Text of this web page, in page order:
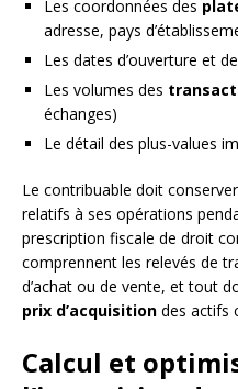
Les coordonnées des
adresse, pays
Les dates d’ouverture et
Les volumes des
échanges)
Le détail des plus-values
Le contribuable doit conserver
relatifs à ses opérations
prescription fiscale de droit
comprennent les relevés de
d’achat ou de vente, et tout
prix d’acquisition des actifs
Calcul et